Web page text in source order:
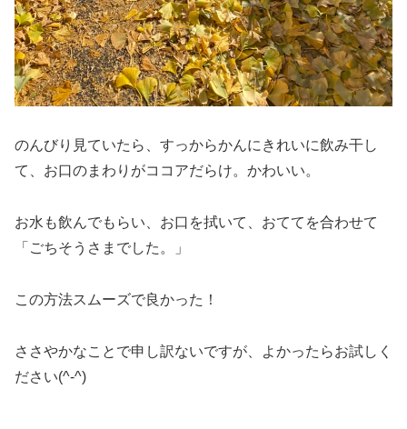
のんびり見ていたら、すっからかんにきれいに飲み干し
て、お口のまわりがココアだらけ。かわいい。
お水も飲んでもらい、お口を拭いて、おててを合わせて
「ごちそうさまでした。」
この方法スムーズで良かった！
ささやかなことで申し訳ないですが、よかったらお試しく
ださい(^-^)